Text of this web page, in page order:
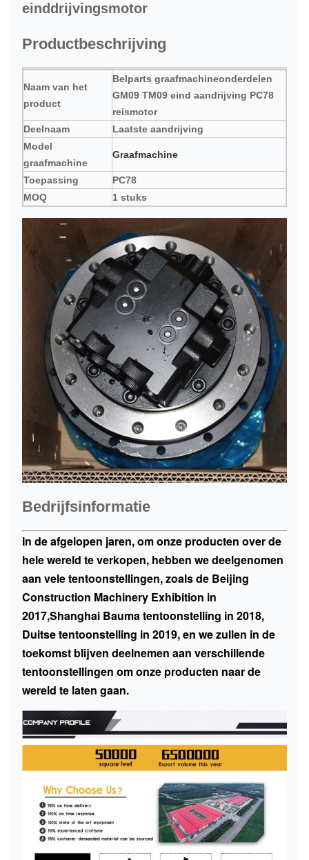
einddrijvingsmotor
Productbeschrijving
Naam van het
product
Belparts graafmachineonderdelen
GM09 TM09 eind aandrijving PC78
reismotor
Deelnaam
Laatste aandrijving
Model
graafmachine
Graafmachine
Toepassing
PC78
MOQ
1 stuks
Door zee, door de lucht, per express
Pakket
Standaard verzendpakket
Bedrijfsinformatie
In de afgelopen jaren, om onze producten over de
hele wereld te verkopen, hebben we deelgenomen
aan vele tentoonstellingen, zoals de Beijing
Construction Machinery Exhibition in
2017,Shanghai Bauma tentoonstelling in 2018,
Duitse tentoonstelling in 2019, en we zullen in de
toekomst blijven deelnemen aan verschillende
tentoonstellingen om onze producten naar de
wereld te laten gaan.